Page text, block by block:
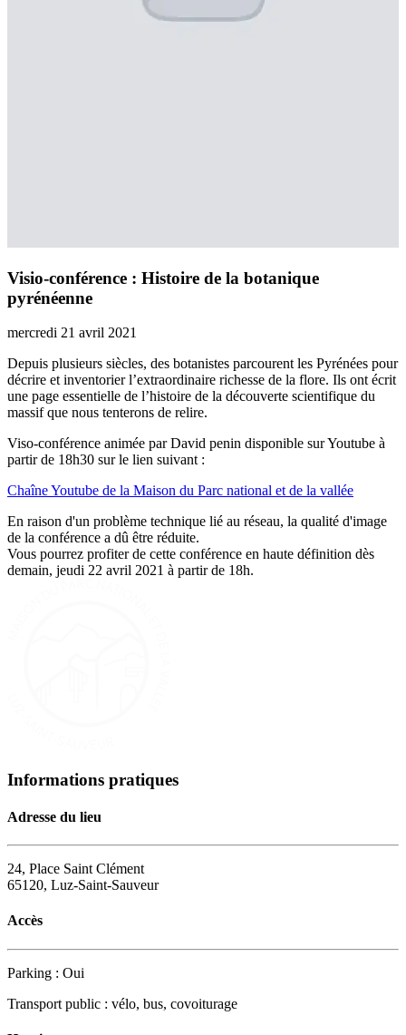
Visio-conférence : Histoire de la botanique
pyrénéenne
mercredi 21 avril 2021
Depuis plusieurs siècles, des botanistes parcourent les Pyrénées pour
décrire et inventorier l’extraordinaire richesse de la flore. Ils ont écrit
une page essentielle de l’histoire de la découverte scientifique du
massif que nous tenterons de relire.
Viso-conférence animée par David penin disponible sur Youtube à
partir de 18h30 sur le lien suivant :
Chaîne Youtube de la Maison du Parc national et de la vallée
En raison d'un problème technique lié au réseau, la qualité d'image
de la conférence a dû être réduite.
Vous pourrez profiter de cette conférence en haute définition dès
demain, jeudi 22 avril 2021 à partir de 18h.
Informations pratiques
Adresse du lieu
24, Place Saint Clément
65120, Luz-Saint-Sauveur
Accès
Parking : Oui
Transport public : vélo, bus, covoiturage